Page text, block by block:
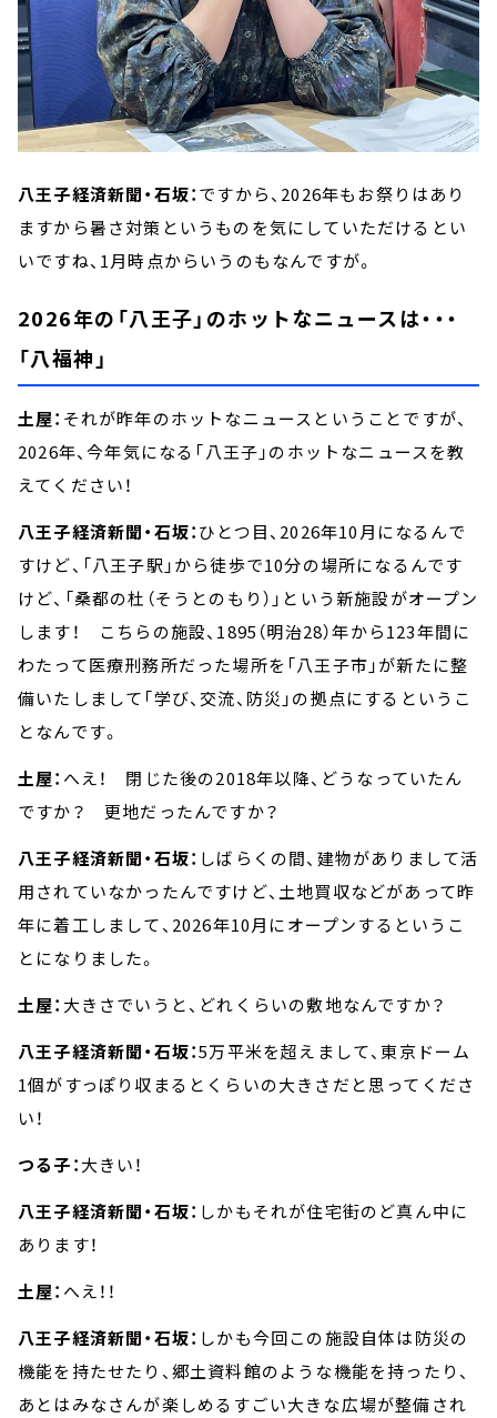
八王子経済新聞・石坂：ですから、2026年もお祭りはあり
ますから暑さ対策というものを気にしていただけるとい
いですね、1月時点からいうのもなんですが。
2026年の「八王子」のホットなニュースは・・・
「八福神」
土屋： それが昨年のホットなニュースということですが、
2026年、今年気になる「八王子」のホットなニュースを教
えてください！
八王子経済新聞・石坂：ひとつ目、2026年10月になるんで
すけど、「八王子駅」から徒歩で10分の場所になるんです
けど、「桑都の杜（そうとのもり）」という新施設がオープン
します！ こちらの施設、1895（明治28）年から123年間に
わたって医療刑務所だった場所を「八王子市」が新たに整
備いたしまして「学び、交流、防災」の拠点にするというこ
となんです。
土屋： へえ！ 閉じた後の2018年以降、どうなっていたん
ですか？ 更地だったんですか？
八王子経済新聞・石坂： しばらくの間、建物がありまして活
用されていなかったんですけど、土地買収などがあって昨
年に着工しまして、2026年10月にオープンするというこ
とになりました。
土屋： 大きさでいうと、どれくらいの敷地なんですか？
八王子経済新聞・石坂：5万平米を超えまして、東京ドーム
1個がすっぽり収まるとくらいの大きさだと思ってくださ
い！
つる子：大きい！
八王子経済新聞・石坂： しかもそれが住宅街のど真ん中に
あります！
土屋： へえ！！
八王子経済新聞・石坂： しかも今回この施設自体は防災の
機能を持たせたり、郷土資料館のような機能を持ったり、
あとはみなさんが楽しめるすごい大きな広場が整備され